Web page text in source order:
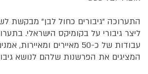
התערוכה "גיבורים כחול לבן" מבקשת
ליצר גיבורי על בקומיקס הישראלי.
עבודות של כ-50 מאיירים
המציגים את הפרשנות שלהם לנושא